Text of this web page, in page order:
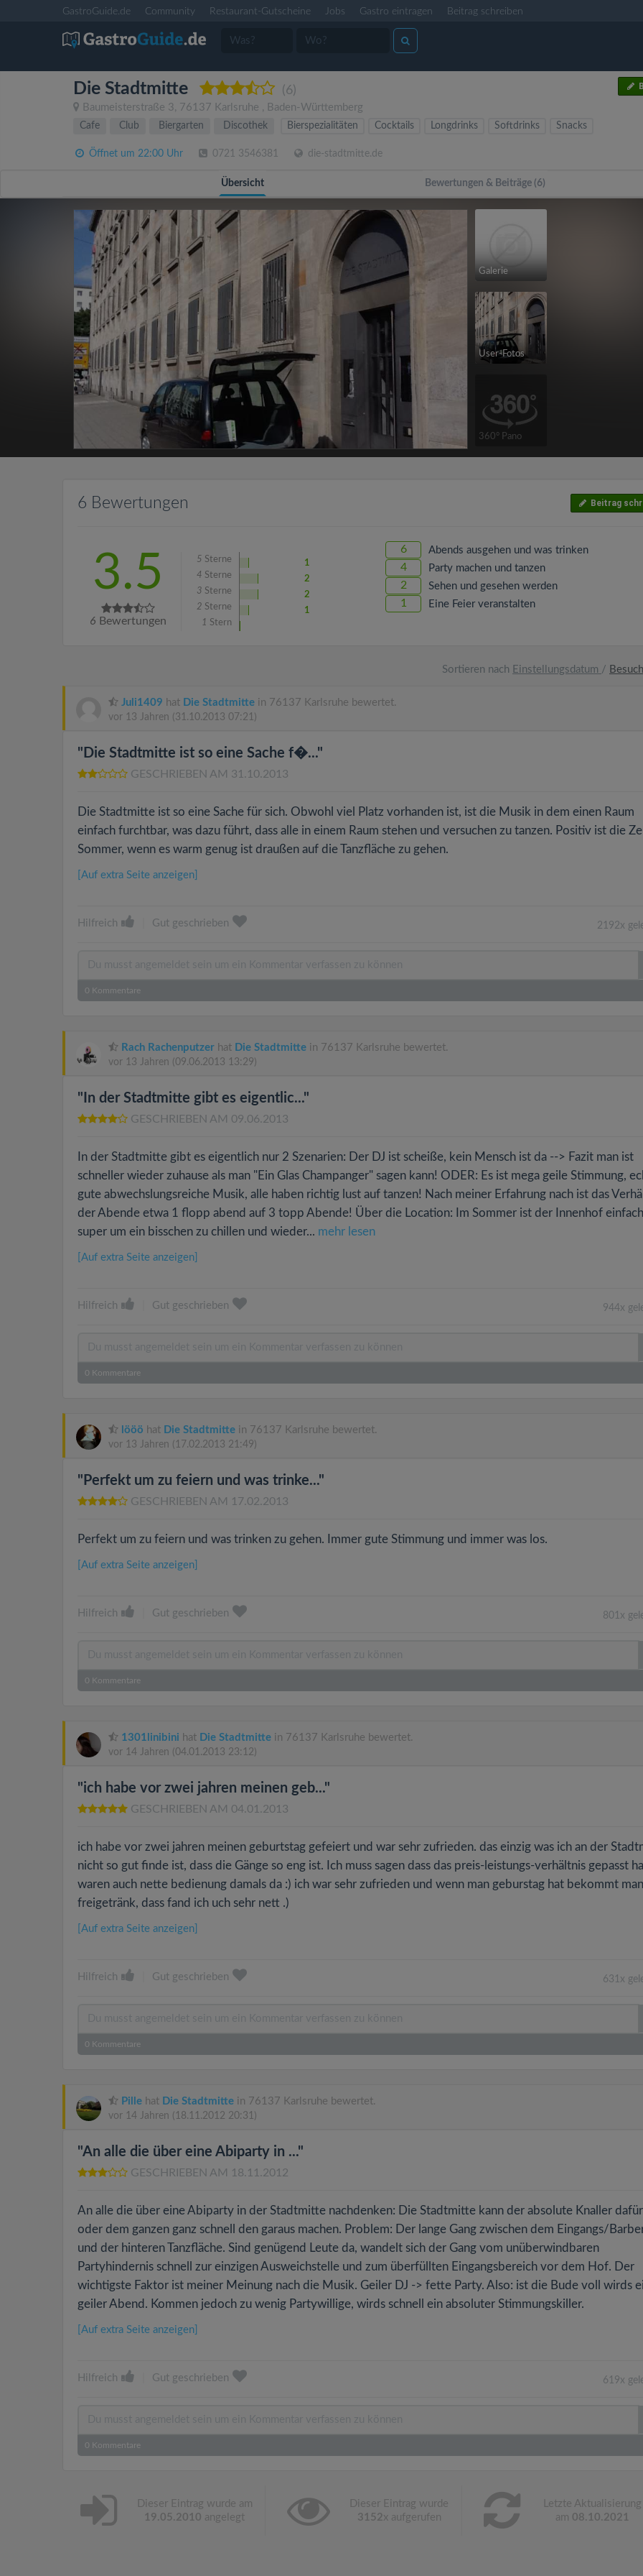
GastroGuide.de Community Restaurant-Gutscheine Jobs Gastro eintragen Beitrag schreiben
Die Stadtmitte (6)
Baumeisterstraße 3, 76137 Karlsruhe , Baden-Württemberg
Cafe Club Biergarten Discothek Bierspezialitäten Cocktails Longdrinks Softdrinks Snacks
Öffnet um 22:00 Uhr 0721 3546381 die-stadtmitte.de
Übersicht Bewertungen & Beiträge (6)
Galerie
User-Fotos
360° Pano
6 Bewertungen Beitrag
3.5
6 Bewertungen
5 Sterne
1
4 Sterne
2
3 Sterne
2
2 Sterne
1
1 Stern
6 Abends ausgehen und was trinken
4 Party machen und tanzen
2 Sehen und gesehen werden
1 Eine Feier veranstalten
Sortieren nach Einstellungsdatum /
Juli1409 hat Die Stadtmitte in 76137 Karlsruhe bewertet.
vor 13 Jahren (31.10.2013 07:21)
"Die Stadtmitte ist so eine Sache f�..."
GESCHRIEBEN AM 31.10.2013
Die Stadtmitte ist so eine Sache für sich. Obwohl viel Platz vorhanden ist, ist die Musik in dem einen Raum
einfach furchtbar, was dazu führt, dass alle in einem Raum stehen und versuchen zu tanzen. Positiv ist die
Sommer, wenn es warm genug ist draußen auf die Tanzfläche zu gehen.
[Auf extra Seite anzeigen]
Hilfreich Gut geschrieben 2192x
0 Kommentare
Rach Rachenputzer hat Die Stadtmitte in 76137 Karlsruhe bewertet.
vor 13 Jahren (09.06.2013 13:29)
"In der Stadtmitte gibt es eigentlic..."
GESCHRIEBEN AM 09.06.2013
In der Stadtmitte gibt es eigentlich nur 2 Szenarien: Der DJ ist scheiße, kein Mensch ist da --> Fazit man ist
schneller wieder zuhause als man "Ein Glas Champanger" sagen kann! ODER: Es ist mega geile Stimmung,
gute abwechslungsreiche Musik, alle haben richtig lust auf tanzen! Nach meiner Erfahrung nach ist das
der Abende etwa 1 flopp abend auf 3 topp Abende! Über die Location: Im Sommer ist der Innenhof einfach
super um ein bisschen zu chillen und wieder... mehr lesen
[Auf extra Seite anzeigen]
Hilfreich Gut geschrieben 944x
0 Kommentare
lööö hat Die Stadtmitte in 76137 Karlsruhe bewertet.
vor 13 Jahren (17.02.2013 21:49)
"Perfekt um zu feiern und was trinke..."
GESCHRIEBEN AM 17.02.2013
Perfekt um zu feiern und was trinken zu gehen. Immer gute Stimmung und immer was los.
[Auf extra Seite anzeigen]
Hilfreich Gut geschrieben 801x
0 Kommentare
1301linibini hat Die Stadtmitte in 76137 Karlsruhe bewertet.
vor 14 Jahren (04.01.2013 23:12)
"ich habe vor zwei jahren meinen geb..."
GESCHRIEBEN AM 04.01.2013
ich habe vor zwei jahren meinen geburtstag gefeiert und war sehr zufrieden. das einzig was ich an der
nicht so gut finde ist, dass die Gänge so eng ist. Ich muss sagen dass das preis-leistungs-verhältnis gepasst
waren auch nette bedienung damals da :) ich war sehr zufrieden und wenn man geburstag hat bekommt
freigetränk, dass fand ich uch sehr nett .)
[Auf extra Seite anzeigen]
Hilfreich Gut geschrieben 631x
0 Kommentare
Pille hat Die Stadtmitte in 76137 Karlsruhe bewertet.
vor 14 Jahren (18.11.2012 20:31)
"An alle die über eine Abiparty in ..."
GESCHRIEBEN AM 18.11.2012
An alle die über eine Abiparty in der Stadtmitte nachdenken: Die Stadtmitte kann der absolute Knaller
oder dem ganzen ganz schnell den garaus machen. Problem: Der lange Gang zwischen dem Eingangs/
und der hinteren Tanzfläche. Sind genügend Leute da, wandelt sich der Gang vom unüberwindbaren
Partyhindernis schnell zur einzigen Ausweichstelle und zum überfüllten Eingangsbereich vor dem Hof. Der
wichtigste Faktor ist meiner Meinung nach die Musik. Geiler DJ -> fette Party. Also: ist die Bude voll wirds
geiler Abend. Kommen jedoch zu wenig Partywillige, wirds schnell ein absoluter Stimmungskiller.
[Auf extra Seite anzeigen]
Hilfreich Gut geschrieben 619x
0 Kommentare
Dieser Eintrag wurde am
19.05.2010 angelegt
Dieser Eintrag wurde
3152x aufgerufen
Letzte Aktualisierung
am 08.10.2021